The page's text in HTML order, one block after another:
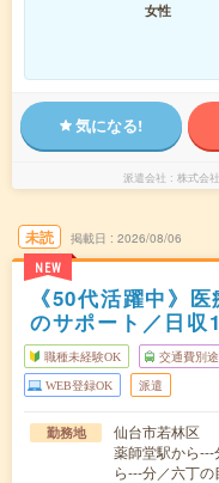
女性
気になる!
派遣会社 株式会
未読
NEW
掲載日 2026/08/06
《50代活躍中》
のサポート／日収
職種未経験OK 交通費別
WEB登録OK 派遣
勤務地
仙台市若林区
薬師堂駅から
ら---分／六丁